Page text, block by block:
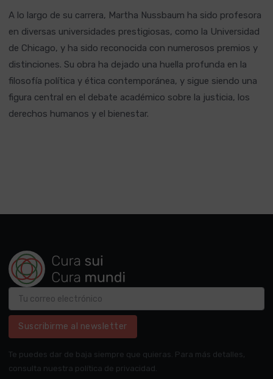
A lo largo de su carrera, Martha Nussbaum ha sido profesora
en diversas universidades prestigiosas, como la Universidad
de Chicago, y ha sido reconocida con numerosos premios y
distinciones. Su obra ha dejado una huella profunda en la
filosofía política y ética contemporánea, y sigue siendo una
figura central en el debate académico sobre la justicia, los
derechos humanos y el bienestar.
Suscribirme al newsletter
Te puedes dar de baja siempre que quieras. Para más detalles,
consulta nuestra política de privacidad.